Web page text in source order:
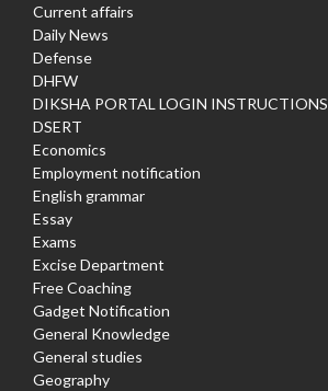
Current affairs
Daily News
Defense
DHFW
DIKSHA PORTAL LOGIN INSTRUCTIONS
DSERT
Economics
Employment notification
English grammar
Essay
Exams
Excise Department
Free Coaching
Gadget Notification
General Knowledge
General studies
Geography